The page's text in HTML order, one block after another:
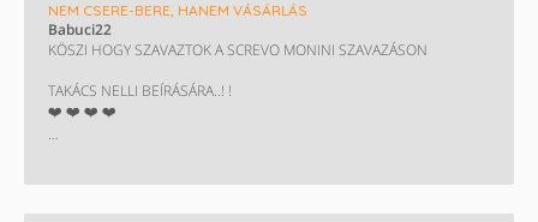
NEM CSERE-BERE, HANEM VÁSÁRLÁS
Babuci22
KÖSZI HOGY SZAVAZTOK A SCREVO MONINI SZAVAZÁSON
TAKÁCS NELLI BEÍRÁSÁRA..! !
❤️ ❤️ ❤️ ❤️